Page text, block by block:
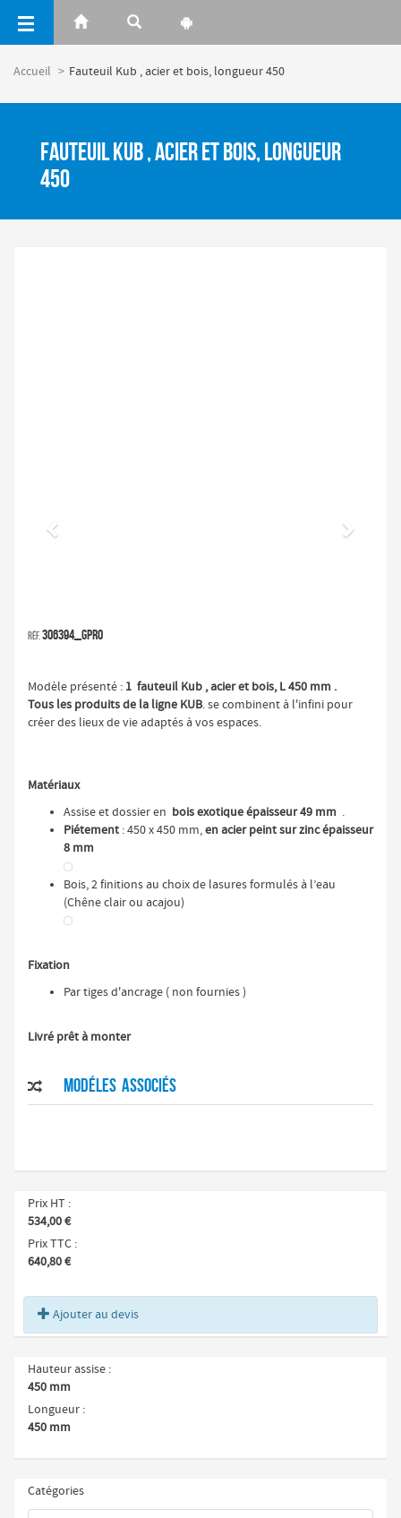
Accueil Fauteuil Kub , acier et bois, longueur 450
Fauteuil Kub , acier et bois, longueur
450
Réf. 306394_GPRO
Modèle présenté : 1 fauteuil Kub , acier et bois, L 450 mm .
Tous les produits de la ligne KUB. se combinent à l'infini pour
créer des lieux de vie adaptés à vos espaces.
Matériaux
Assise et dossier en bois exotique épaisseur 49 mm .
Piétement : 450 x 450 mm,en acier peint sur zinc épaisseur
8 mm
Bois, 2 finitions au choix de lasures formulés à l’eau
(Chêne clair ou acajou)
Fixation
Par tiges d'ancrage ( non fournies )
Livré prêt à monter
 Modéles associés
Prix HT
534,00 €
Prix TTC
640,80 €
Ajouter au devis
Hauteur assise
450 mm
Longueur
450 mm
Catégories